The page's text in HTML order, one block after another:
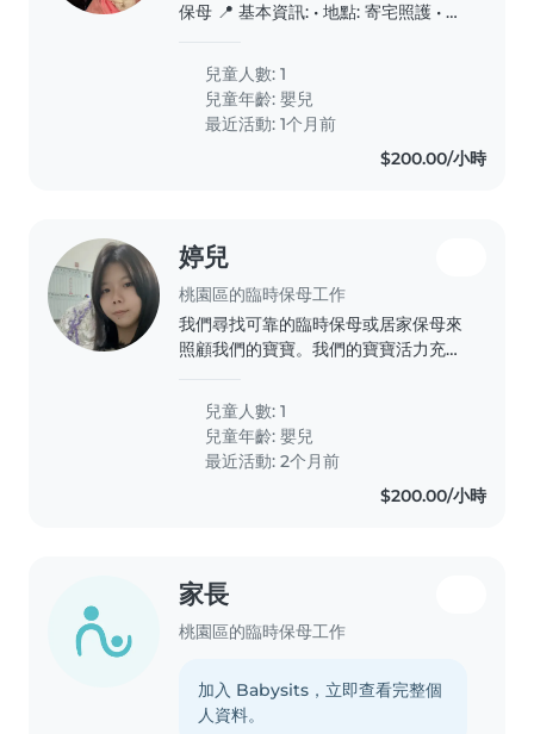
保母 📍 基本資訊: • 地點: 寄宅照護 • 服
(全日照護) • 家庭成員: 爸爸、媽媽、小
母證照 2. 專業經驗: 3 年以上新生兒照
護及熟練水洗屁屁 3、衛生習慣: 重視
個人清潔不抽菸、工作期間不喝酒、不
兒童人數: 1
兒童年齡:嬰兒
最近活動: 1个月前
$200.00/小時
婷兒
桃園區的臨時保母工作
我們尋找可靠的臨時保母或居家保母來
照顧我們的寶寶。我們的寶寶活力充
馨照顧的保母。希望保母能熟悉烹飪和
家務,並能使用中文溝通。如果您符合這
些條件,歡迎聯繫我們!
兒童人數: 1
兒童年齡:嬰兒
最近活動: 2个月前
$200.00/小時
家長
桃園區的臨時保母工作
加入 Babysits，立即查看完整個
人資料。